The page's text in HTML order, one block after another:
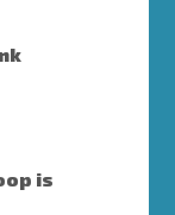
is